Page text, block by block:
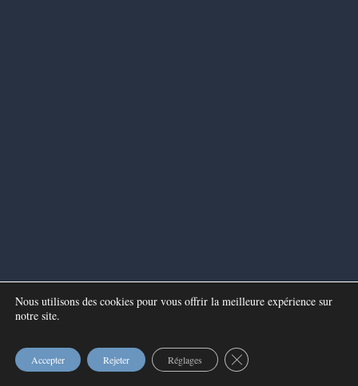
Nous utilisons des cookies pour vous offrir la meilleure expérience sur
notre site.
Accepter Rejeter Réglages Fermer la bannière des